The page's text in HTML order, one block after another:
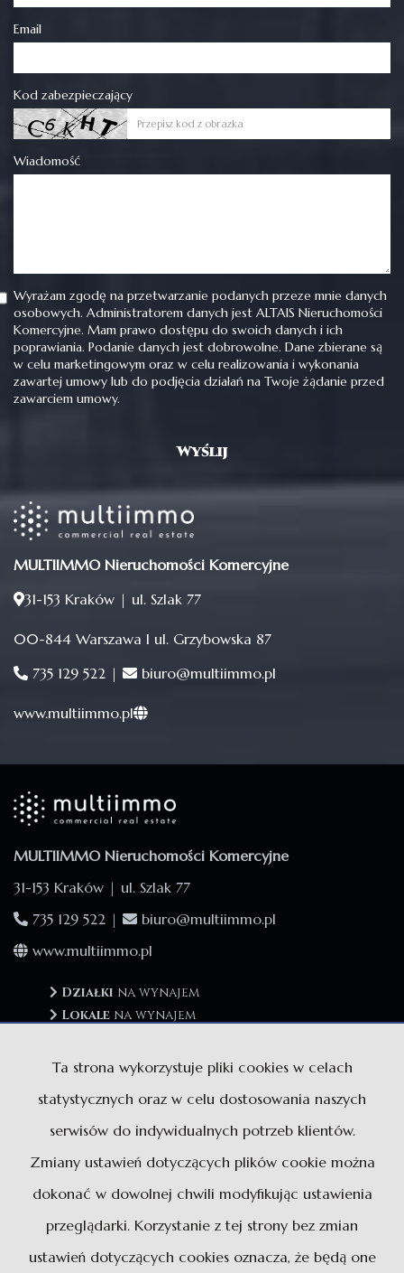
Email
Kod zabezpieczający
Wiadomość
Wyrażam zgodę na przetwarzanie podanych przeze mnie danych
osobowych. Administratorem danych jest ALTAIS Nieruchomości
Komercyjne. Mam prawo dostępu do swoich danych i ich
poprawiania. Podanie danych jest dobrowolne. Dane zbierane są
w celu marketingowym oraz w celu realizowania i wykonania
zawartej umowy lub do podjęcia działań na Twoje żądanie przed
zawarciem umowy.
MULTIIMMO Nieruchomości Komercyjne
31-153 Kraków | ul. Szlak 77
00-844 Warszawa I ul. Grzybowska 87
735 129 522 |
biuro@multiimmo.pl
www.multiimmo.pl
MULTIIMMO Nieruchomości Komercyjne
31-153 Kraków | ul. Szlak 77
735 129 522 |
biuro@multiimmo.pl
www.multiimmo.pl
Działki na wynajem
Lokale na wynajem
Obiekty
na wynajem
Działki na sprzedaż
Lokalena sprzedaż
Hale
na sprzedaż
na sprzedaż
Ta strona wykorzystuje pliki cookies w celach
statystycznych oraz w celu dostosowania naszych
serwisów do indywidualnych potrzeb klientów.
Zmiany ustawień dotyczących plików cookie można
dokonać w dowolnej chwili modyfikując ustawienia
przeglądarki. Korzystanie z tej strony bez zmian
ustawień dotyczących cookies oznacza, że będą one